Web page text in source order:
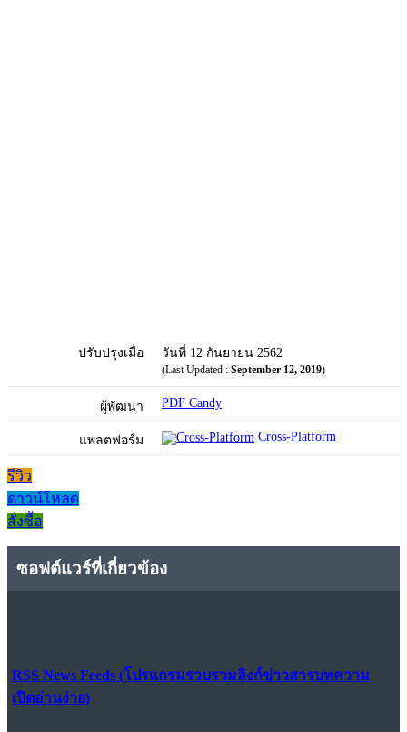
ปรับปรุงเมื่อ วันที่ 12 กันยายน 2562
(Last Updated : September 12, 2019)
ผู้พัฒนา PDF Candy
แพลตฟอร์ม Cross-Platform
รีวิว
ดาวน์โหลด
สั่งซื้อ
ซอฟต์แวร์ที่เกี่ยวข้อง
RSS News Feeds (โปรแกรมรวบรวมลิงก์ข่าวสารบทความ
เปิดอ่านง่าย)